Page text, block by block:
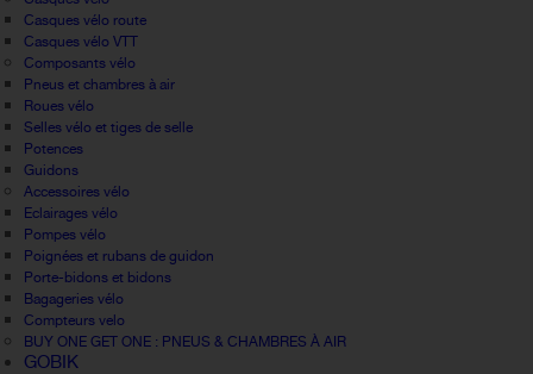
Casques vélo route
Casques vélo VTT
Composants vélo
Pneus et chambres à air
Roues vélo
Selles vélo et tiges de selle
Potences
Guidons
Accessoires vélo
Eclairages vélo
Pompes vélo
Poignées et rubans de guidon
Porte-bidons et bidons
Bagageries vélo
Compteurs velo
BUY ONE GET ONE : PNEUS & CHAMBRES À AIR
GOBIK